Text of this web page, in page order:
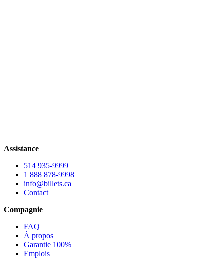
Assistance
514 935-9999
1 888 878-9998
info@billets.ca
Contact
Compagnie
FAQ
À propos
Garantie 100%
Emplois